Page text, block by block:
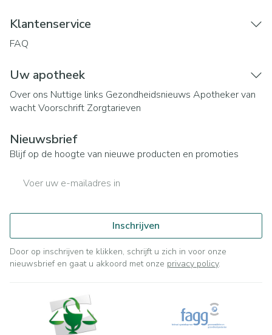
Klantenservice
FAQ
Uw apotheek
Over ons Nuttige links Gezondheidsnieuws Apotheker van
wachtVoorschrift Zorgtarieven
Nieuwsbrief
Blijf op de hoogte van nieuwe producten en promoties
Inschrijven
Door op inschrijven te klikken, schrijft u zich in voor onze
nieuwsbrief en gaat u akkoord met onze privacy policy.